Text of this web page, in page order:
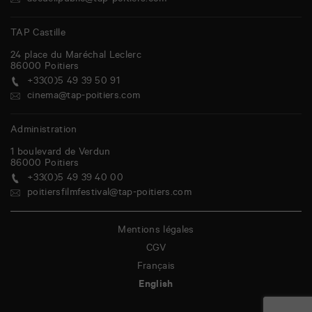
TAP Castille
24 place du Maréchal Leclerc
86000 Poitiers
+33(0)5 49 39 50 91
cinema@tap-poitiers.com
Administration
1 boulevard de Verdun
86000 Poitiers
+33(0)5 49 39 40 00
poitiersfilmfestival@tap-poitiers.com
Mentions légales
CGV
Français
English